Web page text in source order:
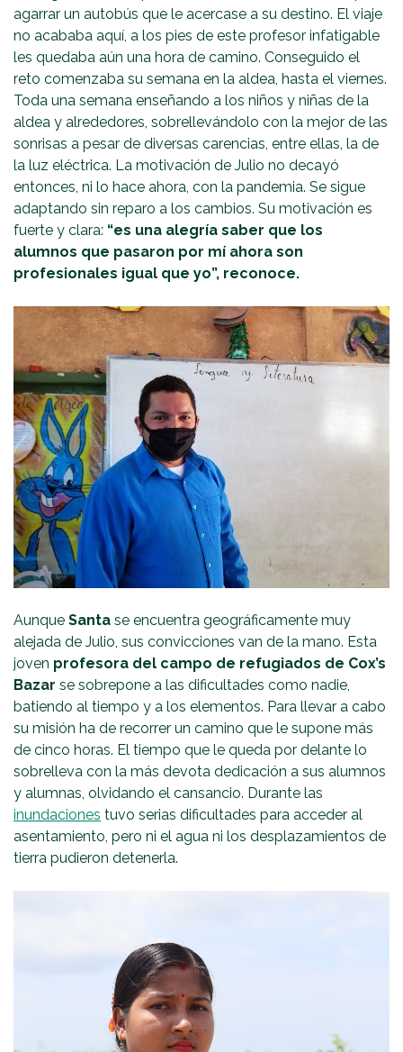
agarrar un autobús que le acercase a su destino. El viaje
no acababa aquí, a los pies de este profesor infatigable
les quedaba aún una hora de camino. Conseguido el
reto comenzaba su semana en la aldea, hasta el viernes.
Toda una semana enseñando a los niños y niñas de la
aldea y alrededores, sobrellevándolo con la mejor de las
sonrisas a pesar de diversas carencias, entre ellas, la de
la luz eléctrica. La motivación de Julio no decayó
entonces, ni lo hace ahora, con la pandemia. Se sigue
adaptando sin reparo a los cambios. Su motivación es
fuerte y clara: “es una alegría saber que los
alumnos que pasaron por mí ahora son
profesionales igual que yo”, reconoce.
Aunque Santa se encuentra geográficamente muy
alejada de Julio, sus convicciones van de la mano. Esta
joven profesora del campo de refugiados de Cox’s
Bazar se sobrepone a las dificultades como nadie,
batiendo al tiempo y a los elementos. Para llevar a cabo
su misión ha de recorrer un camino que le supone más
de cinco horas. El tiempo que le queda por delante lo
sobrelleva con la más devota dedicación a sus alumnos
y alumnas, olvidando el cansancio. Durante las
inundaciones tuvo serias dificultades para acceder al
asentamiento, pero ni el agua ni los desplazamientos de
tierra pudieron detenerla.